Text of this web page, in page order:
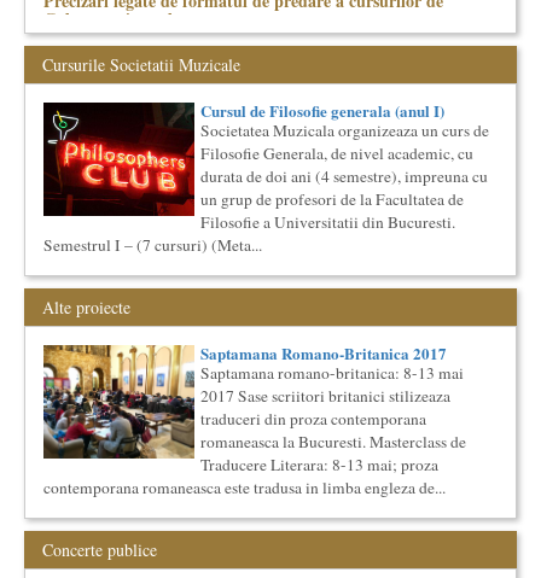
Cultura universala
Am primit multe intrebari legate de felul in care se desfasoara
aceste cursuri de Cultura Universala - multi si le imagineaza...
Cursul de Cinematografie universala: Marile capodopere
si marii realizatori (anul II)
Societatea Muzicala organizeaza un curs de cultura generala
cinematografica. Este un curs concentrat si intensiv, de nivel
ac...
Bucurestiul Cultural Neconventional
(Neconventionaliada)
Competitia proiectelor culturale neconventionale ale
Bucurestiului
Bucurestiul Cultural Neconventional (sau Neconventionaliada
- nume provizoriu) are ca obiectiv prezentarea tuturor
proiectelo...
Cursul de Cinematografie universala (anul I)
Societatea Muzicala organizeaza un curs de cultura generala
cinematografica. Este un curs concentrat si intensiv, de nivel
ac...
Societatea Culturala
Platforma online de marketing cultural
Descrierea produsului principal (platforma Internet)
market...
Saptamana Romano-Britanica 2018
Cursurile Societatii Muzicale
Cursul de Filosofie generala (anul I)
Societatea Muzicala organizeaza un curs de
Filosofie Generala, de nivel academic, cu
durata de doi ani (4 semestre), impreuna cu
un grup de profesori de la Facultatea de
Filosofie a Universitatii din Bucuresti.
Semestrul I – (7 cursuri) (Meta...
Alte proiecte
Saptamana Romano-Britanica 2017
Saptamana romano-britanica: 8-13 mai
2017 Sase scriitori britanici stilizeaza
traduceri din proza contemporana
romaneasca la Bucuresti. Masterclass de
Traducere Literara: 8-13 mai; proza
contemporana romaneasca este tradusa in limba engleza de...
Concerte publice